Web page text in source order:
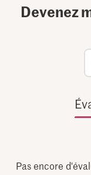
Devenez
Pas encore